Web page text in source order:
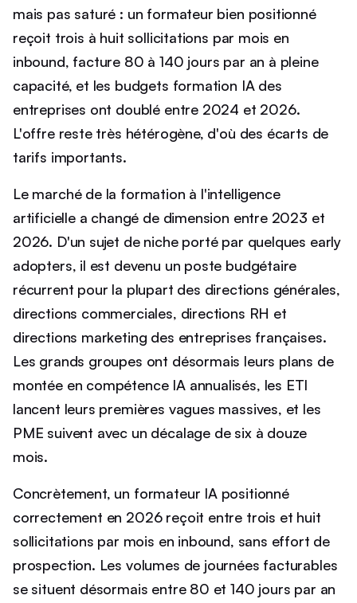
mais pas saturé : un formateur bien positionné
reçoit trois à huit sollicitations par mois en
inbound, facture 80 à 140 jours par an à pleine
capacité, et les budgets formation IA des
entreprises ont doublé entre 2024 et 2026.
L'offre reste très hétérogène, d'où des écarts de
tarifs importants.
Le marché de la formation à l'intelligence
artificielle a changé de dimension entre 2023 et
2026. D'un sujet de niche porté par quelques early
adopters, il est devenu un poste budgétaire
récurrent pour la plupart des directions générales,
directions commerciales, directions RH et
directions marketing des entreprises françaises.
Les grands groupes ont désormais leurs plans de
montée en compétence IA annualisés, les ETI
lancent leurs premières vagues massives, et les
PME suivent avec un décalage de six à douze
mois.
Concrètement, un formateur IA positionné
correctement en 2026 reçoit entre trois et huit
sollicitations par mois en inbound, sans effort de
prospection. Les volumes de journées facturables
se situent désormais entre 80 et 140 jours par an